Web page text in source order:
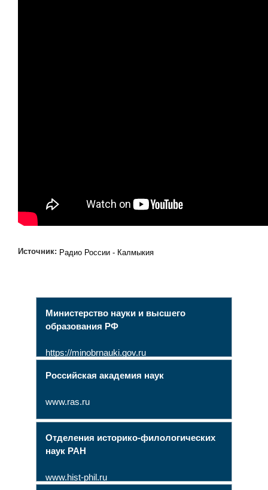
Источник: Радио России - Калмыкия
Министерство науки и высшего
образования РФ
https://minobrnauki.gov.ru
Российская академия наук
www.ras.ru
Отделения историко-филологических
наук РАН
www.hist-phil.ru